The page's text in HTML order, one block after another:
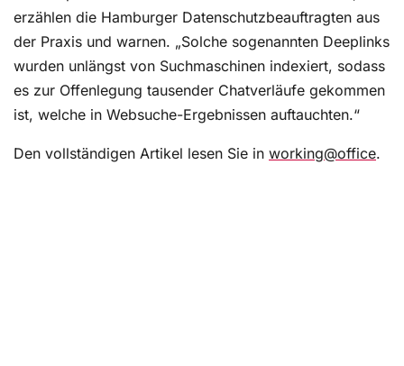
erzählen die Hamburger Datenschutzbeauftragten aus
der Praxis und warnen. „Solche sogenannten Deeplinks
wurden unlängst von Suchmaschinen indexiert, sodass
es zur Offenlegung tausender Chatverläufe gekommen
ist, welche in Websuche-Ergebnissen auftauchten.“
Den vollständigen Artikel lesen Sie in working@office.